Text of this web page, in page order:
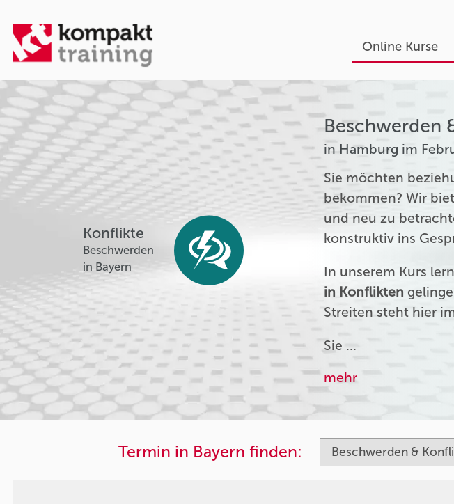
Online Kurse
Konflikte
Beschwerden
in Bayern
Beschwerden
in Hamburg im
Sie möchten
bekommen? Wir
und neu zu
konstruktiv ins
In unserem Kurs
in Konflikten
Streiten steht hier
Sie …
mehr
Termin in Bayern finden: